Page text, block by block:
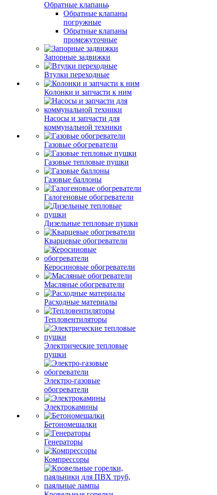
Обратные клапаны
Обратные клапаны
погружные
Обратные клапаны
промежуточные
Запорные задвижки
Втулки переходные
Колонки и запчасти к ним
Насосы и запчасти для
коммунальной техники
Газовые обогреватели
Газовые тепловые пушки
Газовые баллоны
Галогеновые обогреватели
Дизельные тепловые пушки
Кварцевые обогреватели
Керосиновые обогреватели
Масляные обогреватели
Расходные материалы
Тепловентиляторы
Электрические тепловые
пушки
Электро-газовые
обогреватели
Электрокамины
Бетономешалки
Генераторы
Компрессоры